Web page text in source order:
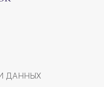
ДАННЫХ